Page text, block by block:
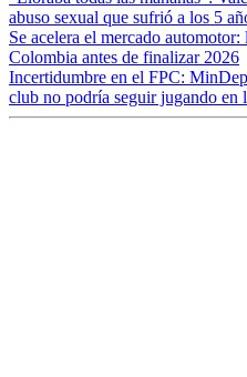
abuso sexual que sufrió a los 5
Se acelera el mercado
Colombia antes de finalizar 2026
Incertidumbre en el FPC:
club no podría seguir jugando en